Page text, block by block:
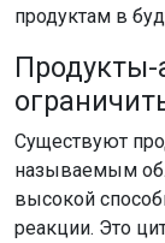
продуктам в
Продукты-
Существуют
называемым
высокой
реакции. Это